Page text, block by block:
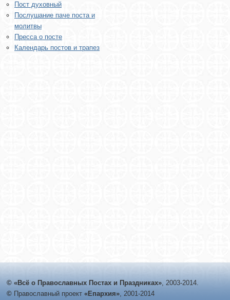
Пост духовный
Послушание паче поста и
молитвы
Пресса о посте
Календарь постов и трапез
© «Всё о Православных Постах и Праздниках», 2003-2014.
© Православный проект «Епархия», 2001-2014